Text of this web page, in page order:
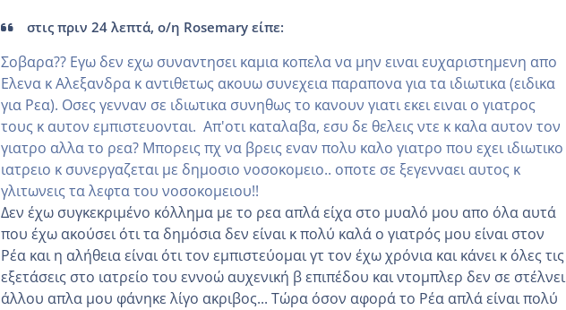
στις πριν 24 λεπτά, ο/η Rosemary είπε:
Σοβαρα?? Εγω δεν εχω συναντησει καμια κοπελα να μην ειναι ευχαριστημενη απο
Ελενα κ Αλεξανδρα κ αντιθετως ακουω συνεχεια παραπονα για τα ιδιωτικα (ειδικα
για Ρεα). Οσες γενναν σε ιδιωτικα συνηθως το κανουν γιατι εκει ειναι ο γιατρος
τους κ αυτον εμπιστευονται. Απ'οτι καταλαβα, εσυ δε θελεις ντε κ καλα αυτον τον
γιατρο αλλα το ρεα? Μπορεις πχ να βρεις εναν πολυ καλο γιατρο που εχει ιδιωτικο
ιατρειο κ συνεργαζεται με δημοσιο νοσοκομειο.. οποτε σε ξεγενναει αυτος κ
γλιτωνεις τα λεφτα του νοσοκομειου!!
Δεν έχω συγκεκριμένο κόλλημα με το ρεα απλά είχα στο μυαλό μου απο όλα αυτά
που έχω ακούσει ότι τα δημόσια δεν είναι κ πολύ καλά ο γιατρός μου είναι στον
Ρέα και η αλήθεια είναι ότι τον εμπιστεύομαι γτ τον έχω χρόνια και κάνει κ όλες τις
εξετάσεις στο ιατρείο του εννοώ αυχενική β επιπέδου και ντομπλερ δεν σε στέλνει
άλλου απλα μου φάνηκε λίγο ακριβος... Τώρα όσον αφορά το Ρέα απλά είναι πολύ